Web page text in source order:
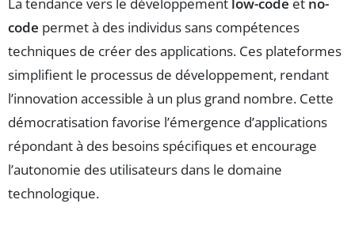
La tendance vers le développement low-code et no-
code permet à des individus sans compétences
techniques de créer des applications. Ces plateformes
simplifient le processus de développement, rendant
l’innovation accessible à un plus grand nombre. Cette
démocratisation favorise l’émergence d’applications
répondant à des besoins spécifiques et encourage
l’autonomie des utilisateurs dans le domaine
technologique.